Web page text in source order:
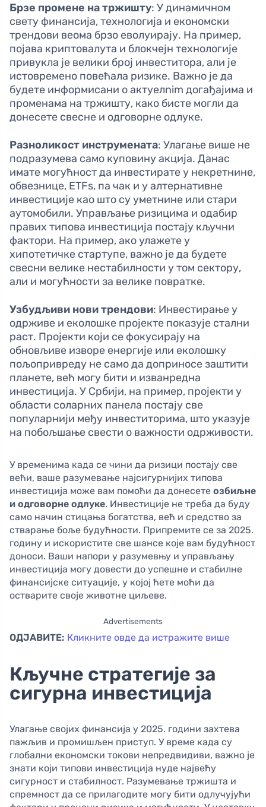
Брзе промене на тржишту: У динамичном
свету финансија, технологија и економски
трендови веома брзо еволуирају. На пример,
појава криптовалута и блокчејн технологије
привукла је велики број инвеститора, али је
истовремено повећала ризике. Важно је да
будете информисани о актуелnim догађајима и
променама на тржишту, како бисте могли да
донесете свесне и одговорне одлуке.
Разноликост инструмената: Улагање више не
подразумева само куповину акција. Данас
имате могућност да инвестирате у некретнине,
обвезнице, ETFs, па чак и у алтернативне
инвестиције као што су уметнине или стари
аутомобили. Управљање ризицима и одабир
правих типова инвестиција постају кључни
фактори. На пример, ако улажете у
хипотетичке стартупе, важно је да будете
свесни велике нестабилности у том сектору,
али и могућности за велике повратке.
Узбудљиви нови трендови: Инвестирање у
одрживе и еколошке пројекте показује стални
раст. Пројекти који се фокусирају на
обновљиве изворе енергије или еколошку
пољопривреду не само да доприносе заштити
планете, већ могу бити и изванредна
инвестиција. У Србији, на пример, пројекти у
области соларних панела постају све
популарнији међу инвеститорима, што указује
на побољшање свести о важности одрживости.
У временима када се чини да ризици постају све
већи, ваше разумевање најсигурнијих типова
инвестиција може вам помоћи да донесете озбиљне
и одговорне одлуке. Инвестиције не треба да буду
само начин стицања богатства, већ и средство за
стварање боље будућности. Припремите се за 2025.
годину и искористите све шансе које вам будућност
доноси. Ваши напори у разумевњу и управљању
инвестиција могу довести до успешне и стабилне
финансијске ситуације, у којој ћете моћи да
остварите своје животне циљеве.
Advertisements
ОДЈАВИТЕ: Кликните овде да истражите више
Кључне стратегије за
сигурна инвестиција
Улагање својих финансија у 2025. години захтева
пажљив и промишљен приступ. У време када су
глобални економски токови непредвидиви, важно је
знати који типови инвестиција нуде највећу
сигурност и стабилност. Разумевање тржишта и
спремност да се прилагодите могу бити одлучујући